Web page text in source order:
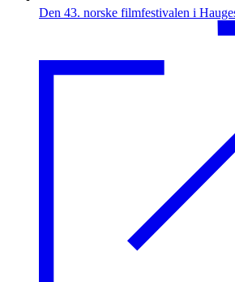
Den 43. norske filmfestivalen i